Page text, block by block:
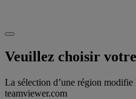
Veuillez choisir
La sélection d’une région
teamviewer.com